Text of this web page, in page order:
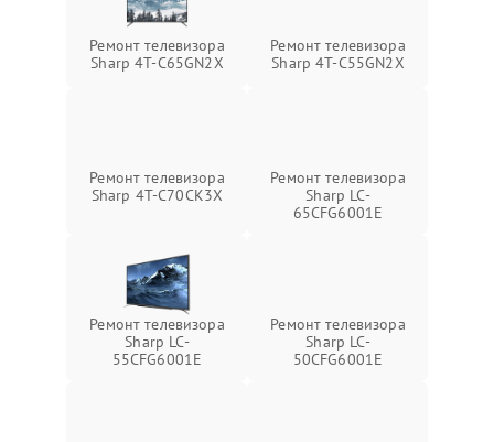
Ремонт телевизора
Sharp 4T-C65GN2X
Ремонт телевизора
Sharp 4T-C55GN2X
Ремонт телевизора
Sharp 4T-C70CK3X
Ремонт телевизора
Sharp LC-
65CFG6001E
Ремонт телевизора
Sharp LC-
55CFG6001E
Ремонт телевизора
Sharp LC-
50CFG6001E